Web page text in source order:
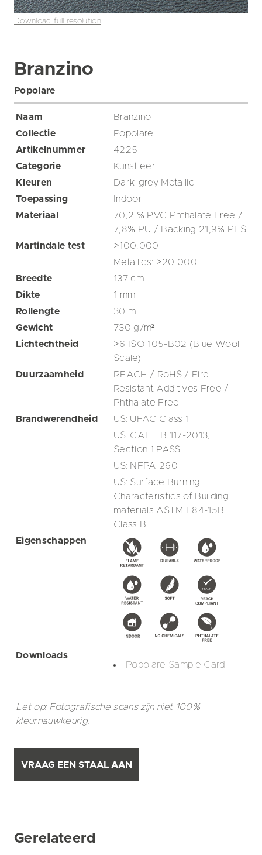
Download full resolution
Branzino
Popolare
Naam
Branzino
Collectie
Popolare
Artikelnummer
4225
Categorie
Kunstleer
Kleuren
Dark-grey Metallic
Toepassing
Indoor
Materiaal
70,2 % PVC Phthalate Free /
7,8% PU / Backing 21,9% PES
Martindale test
>100.000
Metallics: >20.000
Breedte
137cm
Dikte
1 mm
Rollengte
30 m
Gewicht
730g/m²
Lichtechtheid
>6 ISO 105-B02 (Blue Wool
Scale)
Duurzaamheid
REACH / RoHS / Fire
Resistant Additives Free /
Phthalate Free
Brandwerendheid
US: UFAC Class 1
US: CAL TB 117-2013,
Section 1 PASS
US: NFPA 260
US: Surface Burning
Characteristics of Building
materials ASTM E84-15B:
Class B
Eigenschappen
Downloads
Popolare Sample Card
Let op: Fotografische scans zijn niet 100%
kleurnauwkeurig.
VRAAG EEN STAAL AAN
Gerelateerd